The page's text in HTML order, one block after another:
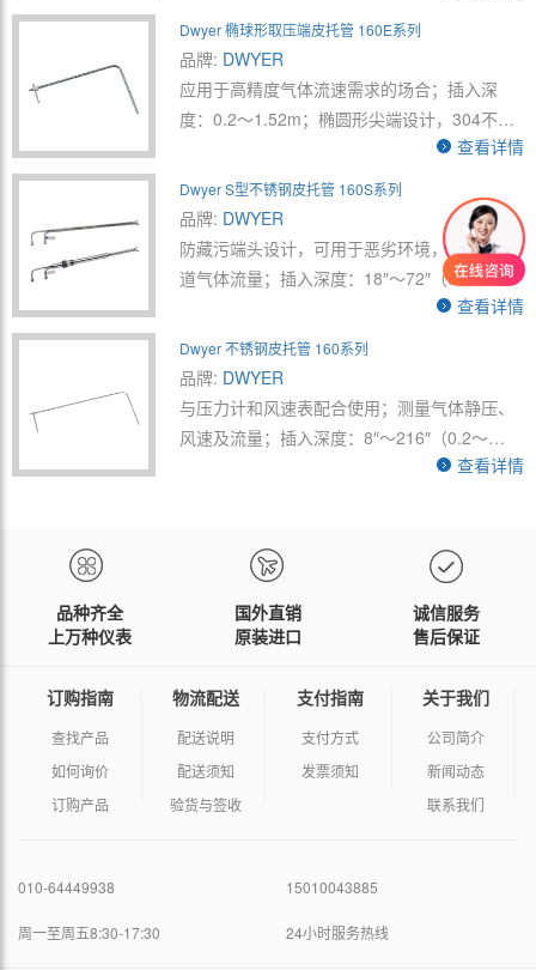
Dwyer 椭球形取压端皮托管 160E系列
品牌: DWYER
应用于高精度气体流速需求的场合；插入深
度：0.2～1.52m；椭圆形尖端设计，304不锈
查看详情
Dwyer S型不锈钢皮托管 160S系列
品牌: DWYER
防藏污端头设计，可用于恶劣环境，如测量烟
道气体流量；插入深度：18″～72″（0.46～
大的开放型端部可以防阻塞；有永久型安装可
供选择
查看详情
Dwyer 不锈钢皮托管 160系列
品牌: DWYER
与压力计和风速表配合使用；测量气体静压、
风速及流量；插入深度：8″～216″（0.2～
查看详情
品种齐全
上万种仪表
国外直销
原装进口
诚信服务
售后保证
订购指南
查找产品
如何询价
订购产品
物流配送
配送说明
配送须知
验货与签收
支付指南
支付方式
发票须知
关于我们
公司简介
新闻动态
联系我们
010-64449938
周一至周五8:30-17:30
15010043885
24小时服务热线